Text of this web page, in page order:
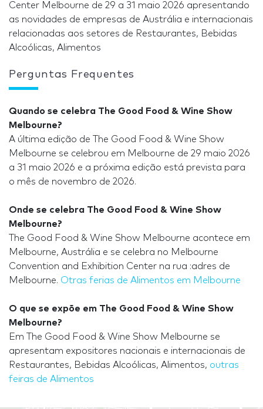
Center Melbourne de 29 a 31 maio 2026 apresentando
as novidades de empresas de Austrália e internacionais
relacionadas aos setores de Restaurantes, Bebidas
Alcoólicas, Alimentos
Perguntas Frequentes
Quando se celebra The Good Food & Wine Show
Melbourne?
A última edição de The Good Food & Wine Show
Melbourne se celebrou em Melbourne de 29 maio 2026
a 31 maio 2026 e a próxima edição está prevista para
o mês de novembro de 2026.
Onde se celebra The Good Food & Wine Show
Melbourne?
The Good Food & Wine Show Melbourne acontece em
Melbourne, Austrália e se celebra no Melbourne
Convention and Exhibition Center na rua :adres de
Melbourne. Otras ferias de Alimentos em Melbourne
O que se expõe em The Good Food & Wine Show
Melbourne?
Em The Good Food & Wine Show Melbourne se
apresentam expositores nacionais e internacionais de
Restaurantes, Bebidas Alcoólicas, Alimentos, outras
feiras de Alimentos